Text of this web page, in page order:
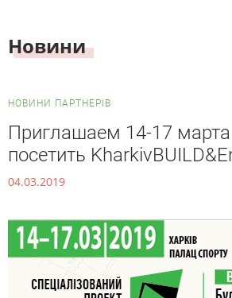
Новини
НОВИНИ ПАРТНЕРІВ
Приглашаем 14-17 марта
посетить
04.03.2019